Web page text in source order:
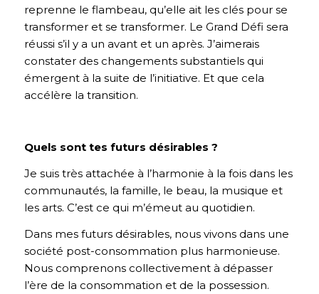
reprenne le flambeau, qu’elle ait les clés pour se
transformer et se transformer. Le Grand Défi sera
réussi s’il y a un avant et un après. J’aimerais
constater des changements substantiels qui
émergent à la suite de l’initiative. Et que cela
accélère la transition.
Quels sont tes futurs désirables ?
Je suis très attachée à l’harmonie à la fois dans les
communautés, la famille, le beau, la musique et
les arts. C’est ce qui m’émeut au quotidien.
Dans mes futurs désirables, nous vivons dans une
société post-consommation plus harmonieuse.
Nous comprenons collectivement à dépasser
l’ère de la consommation et de la possession.